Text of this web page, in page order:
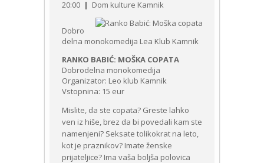
20:00 | Dom kulture Kamnik
Dobro
delna monokomedija Lea Klub Kamnik
RANKO BABIĆ: MOŠKA COPATA
Dobrodelna monokomedija
Organizator: Leo klub Kamnik
Vstopnina: 15 eur
Mislite, da ste copata? Greste lahko
ven iz hiše, brez da bi povedali kam ste
namenjeni? Seksate tolikokrat na leto,
kot je praznikov? Imate ženske
prijateljice? Ima vaša boljša polovica